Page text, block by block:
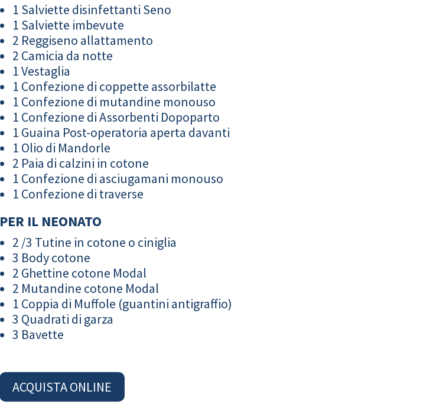
1 Salviette disinfettanti Seno
1 Salviette imbevute
2 Reggiseno allattamento
2 Camicia da notte
1 Vestaglia
1 Confezione di coppette assorbilatte
1 Confezione di mutandine monouso
1 Confezione di Assorbenti Dopoparto
1 Guaina Post-operatoria aperta davanti
1 Olio di Mandorle
2 Paia di calzini in cotone
1 Confezione di asciugamani monouso
1 Confezione di traverse
PER IL NEONATO
2 /3 Tutine in cotone o ciniglia
3 Body cotone
2 Ghettine cotone Modal
2 Mutandine cotone Modal
1 Coppia di Muffole (guantini antigraffio)
3 Quadrati di garza
3 Bavette
ACQUISTA ONLINE